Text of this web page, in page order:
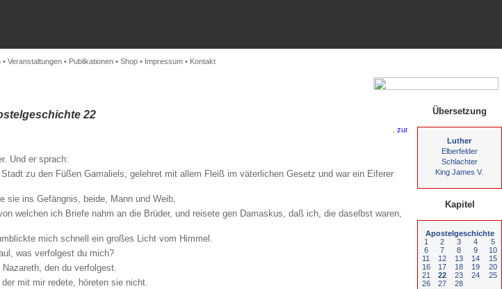
• Veranstaltungen • Publikationen • Shop • Impressum • Kontakt
22
Und er sprach:
zu den Füßen Gamaliels, gelehret mit allem Fleiß im väterlichen Gesetz und war ein Eiferer
sie ins Gefängnis, beide, Mann und Weib,
welchen ich Briefe nahm an die Brüder, und reisete gen Damaskus, daß ich, die daselbst waren,
mich schnell ein großes Licht vom Himmel.
was verfolgest du mich?
den du verfolgest.
mit mir redete, höreten sie nicht.
Übersetzung
Luther
Elberfelder
Schlachter
King James V.
Kapitel
Apostelgeschichte
1
2 3 4
5
6
7 8 9
10
11
12 13 14
15
16
17 18 19
20
21
22 23 24
25
26
27 28